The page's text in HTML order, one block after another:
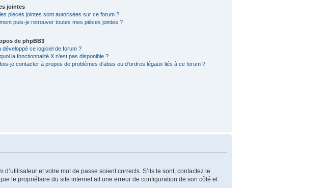
jointes
pièces jointes sont autorisées sur ce forum ?
puis-je retrouver toutes mes pièces jointes ?
de phpBB3
développé ce logiciel de forum ?
la fonctionnalité X n’est pas disponible ?
je contacter à propos de problèmes d’abus ou d’ordres légaux liés à ce forum ?
et votre mot de passe soient corrects. S’ils le sont, contactez le
le propriétaire du site internet ait une erreur de configuration de son côté et